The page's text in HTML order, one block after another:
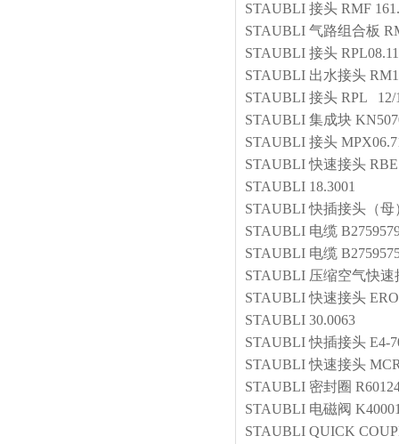
STAUBLI 接头 RMF
STAUBLI 气路组合板
STAUBLI 接头
STAUBLI 出水接头
STAUBLI 接头 RPL 12/
STAUBLI 集成块
STAUBLI 接头
STAUBLI 快速接头
STAUBLI 18.3001
STAUBLI 快插接头（母
STAUBLI 电缆
STAUBLI 电缆
STAUBLI 压缩空气快速
STAUBLI 快速接头
STAUBLI 30.0063
STAUBLI 快插接头 E4-
STAUBLI 快速接头
STAUBLI 密封圈
STAUBLI 电磁阀
STAUBLI QUICK